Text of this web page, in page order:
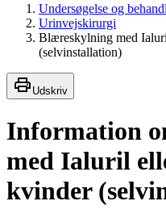
Undersøgelse og
Urinvejskirurgi
Blæreskylning med
(selvinstallation)
Udskriv
Information
med Ialuril
kvinder